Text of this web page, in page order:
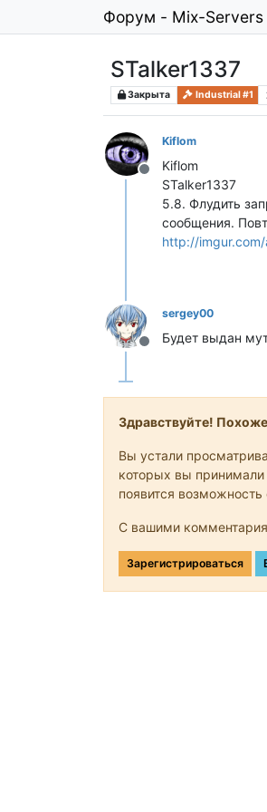
Форум - Mix-Servers
STalker1337
Закрыта Industrial #1
Не в сети
Kiflom
Kiflom
STalker1337
5.8. Флудить
сообщения.
http://
Не в сети
sergey00
Будет выдан
Здравствуйте!
Вы устали
которых вы принимали
появится
С вашими
Зарегистрироваться